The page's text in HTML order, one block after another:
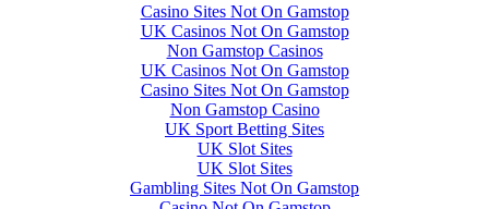
Casino Sites Not On Gamstop
UK Casinos Not On Gamstop
Non Gamstop Casinos
UK Casinos Not On Gamstop
Casino Sites Not On Gamstop
Non Gamstop Casino
UK Sport Betting Sites
UK Slot Sites
UK Slot Sites
Gambling Sites Not On Gamstop